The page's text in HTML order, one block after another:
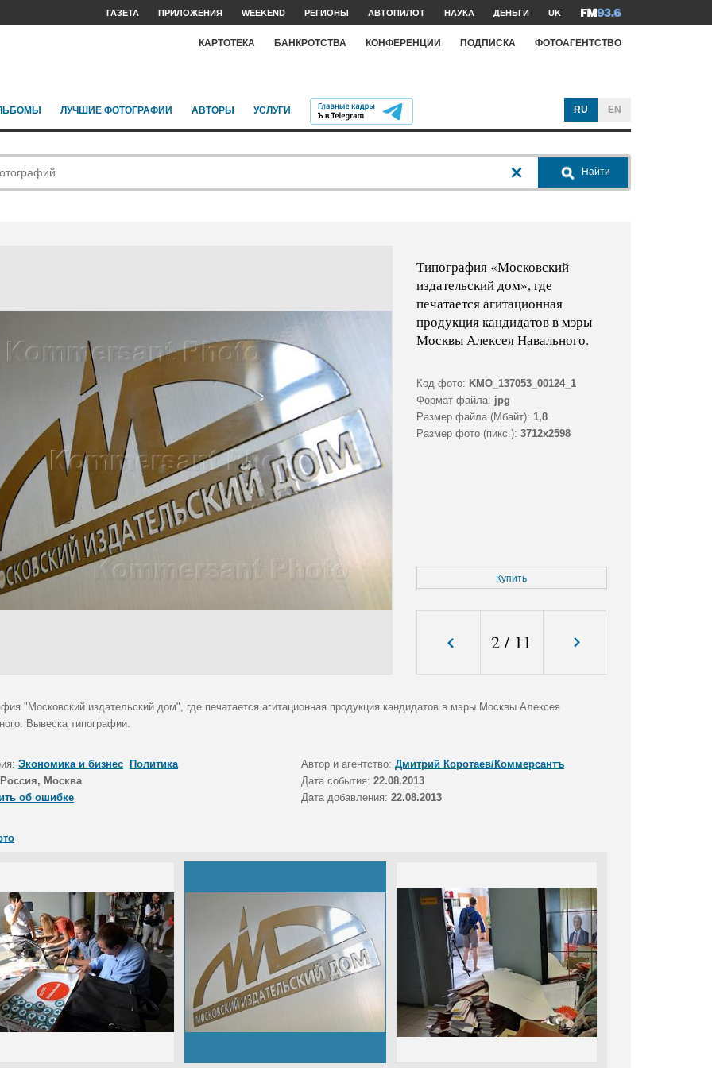
ГАЗЕТА ПРИЛОЖЕНИЯ WEEKEND РЕГИОНЫ АВТОПИЛОТ НАУКА ДЕНЬГИ UK
КАРТОТЕКА БАНКРОТСТВА КОНФЕРЕНЦИИ ПОДПИСКА ФОТОАГЕНТСТВО
ЛУЧШИЕ ФОТОГРАФИИ АВТОРЫ УСЛУГИ RU EN
Найти
Типография «Московский
издательский дом», где
печатается агитационная
продукция кандидатов в мэры
Москвы Алексея Навального.
Код фото: KMO_137053_00124_1
Формат файла: jpg
Размер файла (Мбайт): 1,8
Размер фото (пикс.): 3712x2598
Купить
2 / 11
"Московский издательский дом", где печатается агитационная продукция кандидатов в мэры Москвы Алексея
Вывеска типографии.
Экономика и бизнес Политика Автор и агентство: Дмитрий Коротаев/Коммерсантъ
Россия, Москва Дата события: 22.08.2013
об ошибке
Дата добавления: 22.08.2013